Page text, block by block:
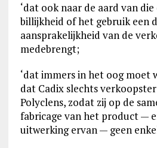
‘dat ook naar de aard van
billijkheid of het gebruik een
aansprakelijkheid van de
medebrengt;
‘dat immers in het oog moet
dat Cadix slechts
Polyclens, zodat zij op de
fabricage van het product —
uitwerking ervan — geen